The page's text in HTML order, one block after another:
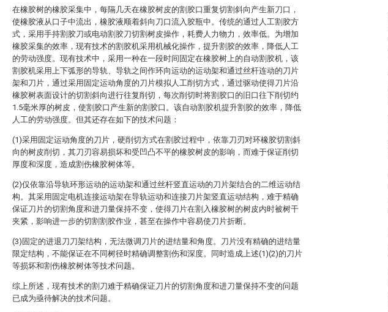
在橡胶树的橡胶采集中，每隔几天在橡胶树皮的割胶口重复切割斜向产生新刀口，
使橡胶液从口子中流出，橡胶液顺着斜向刀口流入胶瓶中。传统的通过人工割胶方
式，采用手持割胶刀或电动割胶刀切割树皮操作，耗费人力物力，效率低。为增加
橡胶采集的效率，现有技术的割胶机采用机械化操作，提升割胶的效率，降低人工
的劳动强度。现有技术中，采用一种在一段时间固定在橡胶树上的自动割胶机，该
割胶机采用上下弧形的导轨、导轨之间作环向运动的运动架和通过丝杆连动的刀片
架和刀片，通过采用固定运动角度的刀片模拟人工削切方式，通过驱动使得刀片沿
橡胶树表面设计的切割斜向进行往复削切，每次削切时将割胶口的旧口往下削切约
1.5毫米厚的树皮，使割胶口产生新的割胶口。该自动割胶机提升割胶的效率，降低
人工的劳动强度。但其还存在如下的技术问题：
(1)采用固定运动角度的刀片，硬削切方式在割胶过程中，依靠刀刃对环橡胶切割斜
向的树皮削切，其刀刃容易损坏和受凹凸不平的橡胶树皮的影响，而难于保证削切
厚度和深度，造成割伤橡胶树体等。
(2)仅依靠沿导轨环形运动的运动架和通过丝杆竖直运动的刀片架结合的二维运动结
构。其采用固定电机连接运动架在导轨运动和连接刀片架竖直运动结构，难于精确
保证刀片的切割角度和进刀量保持不变，使得刀片在割入橡胶树的树皮内时被树干
夹紧，影响进一步的切割割胶作业，甚至在操作中容易使刀片折断。
(3)固定的进退刀刀架结构，无法微调刀片的进结量和角度。刀片没有精确的进结量
限定结构，不能保证在不同树径时精确调整割伤和深度。同时造成上述(1)(2)的刀片
等损坏和割伤橡胶树体等技术问题。
综上所述，现有技术的割刀难于精确保证刀片的切割角度和进刀量保持不变的问题
已成为亟待解决的技术问题。